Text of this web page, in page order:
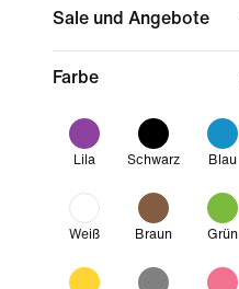
Sale und Angebote
Farbe
Lila Schwarz Blau
Weiß Braun Grün